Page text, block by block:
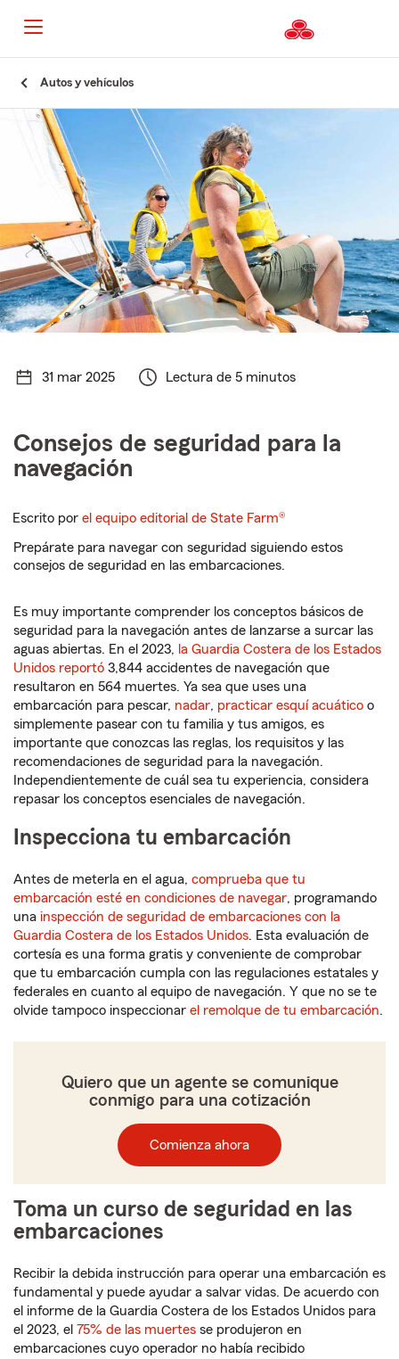
Autos y vehículos
31 mar 2025 Lectura de 5 minutos
Consejos de seguridad para la
navegación
Escrito porel equipo editorial de State Farm®
Prepárate para navegar con seguridad siguiendo estos
consejos de seguridad en las embarcaciones.
Es muy importante comprender los conceptos básicos de
seguridad para la navegación antes de lanzarse a surcar las
aguas abiertas. En el 2023, la Guardia Costera de los Estados
Unidos reportó 3,844 accidentes de navegación que
resultaron en 564 muertes. Ya sea que uses una
embarcación para pescar, nadar, practicar esquí acuático o
simplemente pasear con tu familia y tus amigos, es
importante que conozcas las reglas, los requisitos y las
recomendaciones de seguridad para la navegación.
Independientemente de cuál sea tu experiencia, considera
repasar los conceptos esenciales de navegación.
Inspecciona tu embarcación
Antes de meterla en el agua, comprueba que tu
embarcación esté en condiciones de navegar, programando
una inspección de seguridad de embarcaciones con la
Guardia Costera de los Estados Unidos. Esta evaluación de
cortesía es una forma gratis y conveniente de comprobar
que tu embarcación cumpla con las regulaciones estatales y
federales en cuanto al equipo de navegación. Y que no se te
olvide tampoco inspeccionar el remolque de tu embarcación.
Quiero que un agente se comunique
conmigo para una cotización
Comienza ahora
Toma un curso de seguridad en las
embarcaciones
Recibir la debida instrucción para operar una embarcación es
fundamental y puede ayudar a salvar vidas. De acuerdo con
el informe de la Guardia Costera de los Estados Unidos para
el 2023, el 75% de las muertes se produjeron en
embarcaciones cuyo operador no había recibido